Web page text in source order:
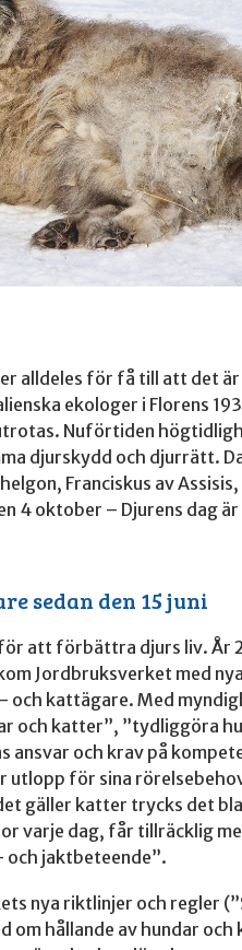
alldeles för få till att det är
ekologer i Florens
Nuförtiden
djurskydd och djurrätt.
Franciskus av
4 oktober – Djurens dag
sedan den 15 juni
att förbättra djurs liv. År
Jordbruksverket med
och kattägare. Med
och katter”, ”tydliggöra
och krav på
utlopp för sina
gäller katter trycks det
varje dag, får tillräcklig
jaktbeteende”.
nya riktlinjer och regler
hållande av hundar och